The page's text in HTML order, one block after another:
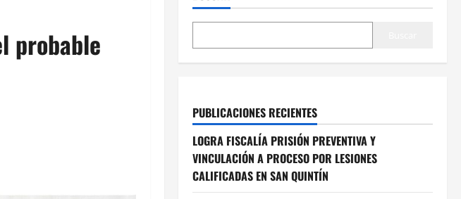
probable
PUBLICACIONES RECIENTES
LOGRA FISCALÍA PRISIÓN PREVENTIVA Y
VINCULACIÓN A PROCESO POR LESIONES
CALIFICADAS EN SAN QUINTÍN